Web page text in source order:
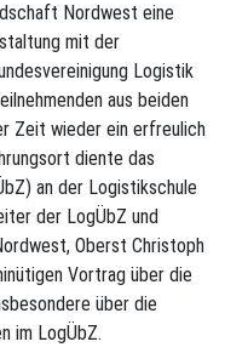
Nordwest eine
mit der
Logistik
aus beiden
Zeit wieder ein erfreulich
diente das
an der Logistikschule
der LogÜbZ und
Oberst Christoph
Vortrag über die
über die
im LogÜbZ.